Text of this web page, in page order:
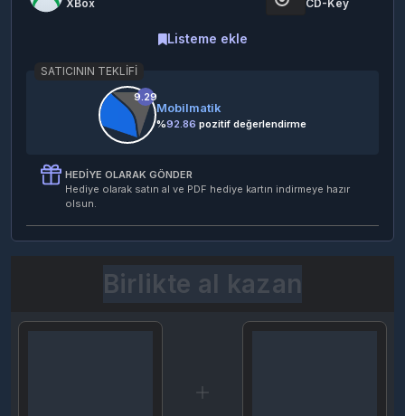
XBox
CD-Key
Listeme ekle
SATICININ TEKLIFI
9.29
Mobilmatik
%92.86 pozitif değerlendirme
HEDIYE OLARAK GÖNDER
Hediye olarak satın al ve PDF hediye kartın indirmeye hazır
olsun.
Birlikte al kazan